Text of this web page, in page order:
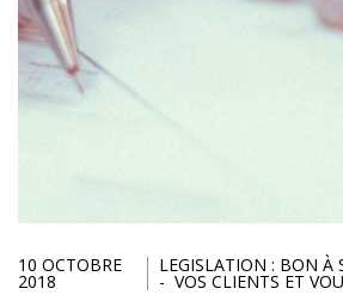
10 OCTOBRE
2018
LEGISLATION : BON À
VOS CLIENTS ET